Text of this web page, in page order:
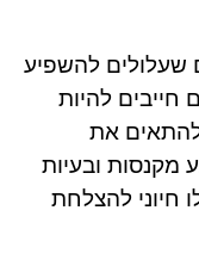
שעלולים להשפיע
חייבים להיות
את
מקנסות ובעיות
חיוני להצלחת